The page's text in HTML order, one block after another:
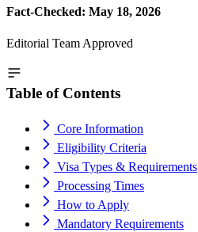
Fact-Checked: May 18, 2026
Editorial Team Approved
Table of Contents
Core Information
Eligibility Criteria
Visa Types & Requirements
Processing Times
How to Apply
Mandatory Requirements